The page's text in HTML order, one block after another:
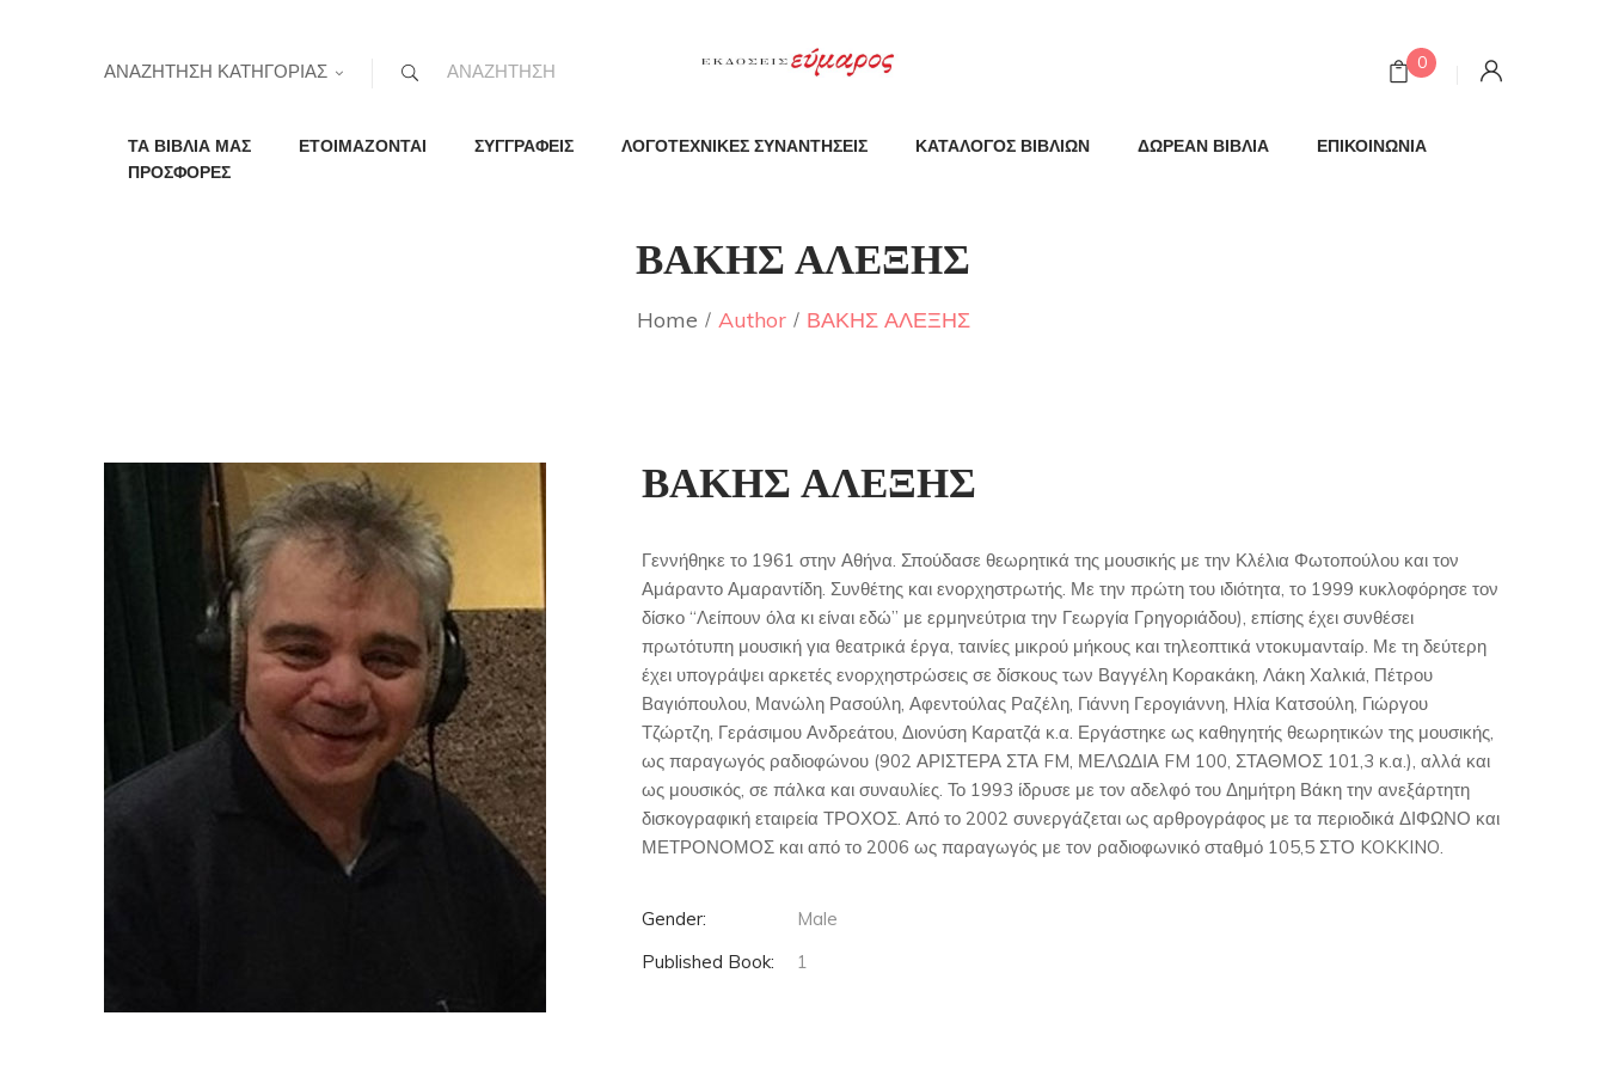
ΑΝΑΖΗΤΗΣΗ ΚΑΤΗΓΟΡΙΑΣ 0
ΤΑ ΒΙΒΛΙΑ ΜΑΣ ΕΤΟΙΜΑΖΟΝΤΑΙ ΣΥΓΓΡΑΦΕΙΣ ΛΟΓΟΤΕΧΝΙΚΕΣ ΣΥΝΑΝΤΗΣΕΙΣ ΚΑΤΑΛΟΓΟΣ ΒΙΒΛΙΩΝ ΔΩΡΕΑΝ ΒΙΒΛΙΑ
ΕΠΙΚΟΙΝΩΝΙΑ
ΠΡΟΣΦΟΡΕΣ
ΒΑΚΗΣ ΑΛΕΞΗΣ
Home Author ΒΑΚΗΣ ΑΛΕΞΗΣ
ΒΑΚΗΣ ΑΛΕΞΗΣ
Γεννήθηκε το 1961 στην Αθήνα. Σπούδασε θεωρητικά της μουσικής με την Κλέλια Φωτοπούλου και τον
Αμάραντο Αμαραντίδη. Συνθέτης και ενορχηστρωτής. Με την πρώτη του ιδιότητα, το 1999 κυκλοφόρησε τον
δίσκο “Λείπουν όλα κι είναι εδώ” με ερμηνεύτρια την Γεωργία Γρηγοριάδου), επίσης έχει συνθέσει
πρωτότυπη μουσική για θεατρικά έργα, ταινίες μικρού μήκους και τηλεοπτικά ντοκυμανταίρ. Με τη δεύτερη
έχει υπογράψει αρκετές ενορχηστρώσεις σε δίσκους των Βαγγέλη Κορακάκη, Λάκη Χαλκιά, Πέτρου
Βαγιόπουλου, Μανώλη Ρασούλη, Αφεντούλας Ραζέλη, Γιάννη Γερογιάννη, Ηλία Κατσούλη, Γιώργου
Τζώρτζη, Γεράσιμου Ανδρεάτου, Διονύση Καρατζά κ.α. Εργάστηκε ως καθηγητής θεωρητικών της μουσικής,
ως παραγωγός ραδιοφώνου (902 ΑΡΙΣΤΕΡΑ ΣΤΑ FM, ΜΕΛΩΔΙΑ FM 100, ΣΤΑΘΜΟΣ 101,3 κ.α.), αλλά και
ως μουσικός, σε πάλκα και συναυλίες. Το 1993 ίδρυσε με τον αδελφό του Δημήτρη Βάκη την ανεξάρτητη
δισκογραφική εταιρεία ΤΡΟΧΟΣ. Από το 2002 συνεργάζεται ως αρθρογράφος με τα περιοδικά ΔΙΦΩΝΟ και
ΜΕΤΡΟΝΟΜΟΣ και από το 2006 ως παραγωγός με τον ραδιοφωνικό σταθμό 105,5 ΣΤΟ KOKKINO.
Gender:
Male
Published Book:
1